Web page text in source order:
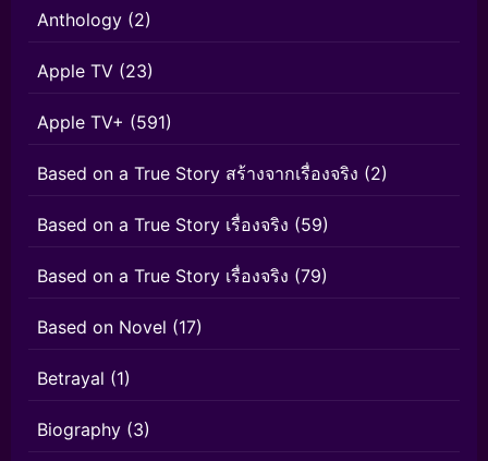
Anthology (2)
Apple TV (23)
Apple TV+ (591)
Based on a True Story สร้างจากเรื่องจริง (2)
Based on a True Story เรื่องจริง (59)
Based on a True Story เรื่องจริง (79)
Based on Novel (17)
Betrayal (1)
Biography (3)